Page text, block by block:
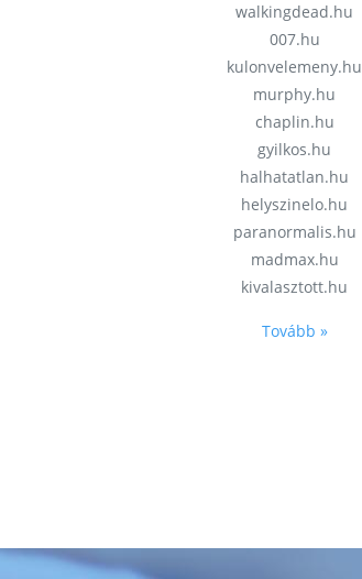
walkingdead.hu
007.hu
kulonvelemeny.hu
murphy.hu
chaplin.hu
gyilkos.hu
halhatatlan.hu
helyszinelo.hu
paranormalis.hu
madmax.hu
kivalasztott.hu
Tovább »